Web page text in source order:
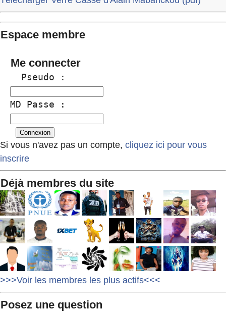
Espace membre
Me connecter
  Pseudo :
MD Passe :
Si vous n'avez pas un compte, cliquez ici pour vous
inscrire
Déjà membres du site
>>>Voir les membres les plus actifs<<<
Posez une question